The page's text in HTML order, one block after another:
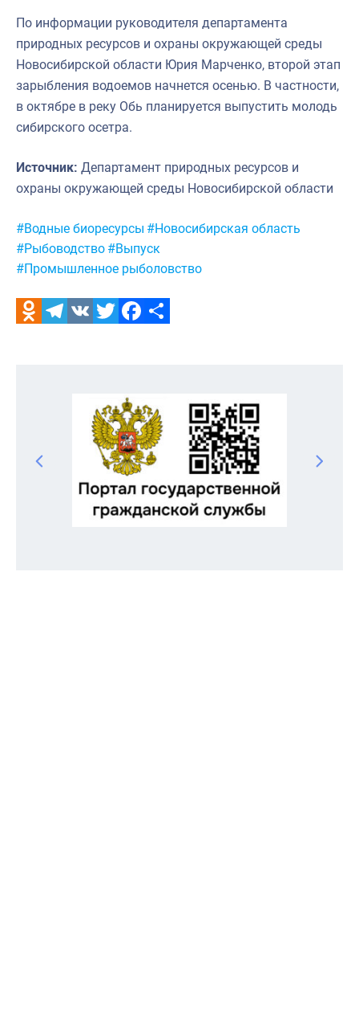
По информации руководителя департамента
природных ресурсов и охраны окружающей среды
Новосибирской области Юрия Марченко, второй этап
зарыбления водоемов начнется осенью. В частности,
в октябре в реку Обь планируется выпустить молодь
сибирского осетра.
Источник: Департамент природных ресурсов и
охраны окружающей среды Новосибирской области
Метки:
#Водные биоресурсы #Новосибирская область
#Рыбоводство #Выпуск
#Промышленное рыболовство